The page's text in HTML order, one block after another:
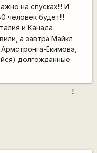
на спусках!!! И
человек будет!!!
и Канада
а завтра Майкл
Екимова,
долгожданные
more_vert